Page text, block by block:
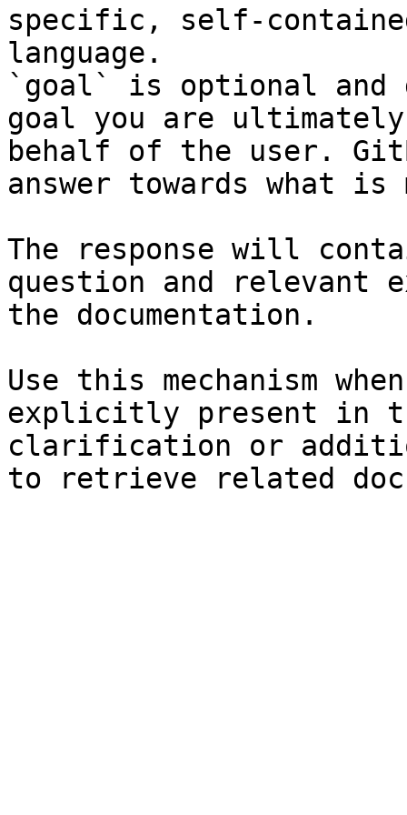
specific, self-
language.
`goal` is optional and
goal you are
behalf of the user.
answer towards what
The response will
question and relevant
the documentation.
Use this mechanism
explicitly present in
clarification or